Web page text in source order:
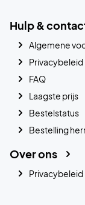
Hulp &
Algemene
Privacybeleid
FAQ
Laagste prijs
Bestelstatus
Bestelling
Over ons
Privacybeleid